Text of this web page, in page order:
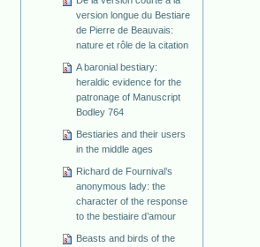
version longue du Bestiare
de Pierre de Beauvais:
nature et rôle de la citation
A baronial bestiary:
heraldic evidence for the
patronage of Manuscript
Bodley 764
Bestiaries and their users
in the middle ages
Richard de Fournival’s
anonymous lady: the
character of the response
to the bestiaire d’amour
Beasts and birds of the